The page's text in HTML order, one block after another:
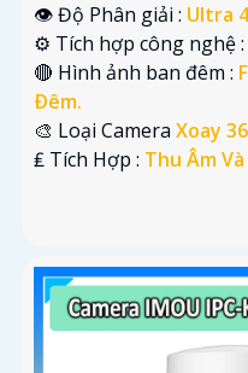
👁 Độ Phân giải : Ultra
⚙ Tích hợp công nghệ :
🔴 Hình ảnh ban đêm :
Ðêm.
🎨 Loại Camera Xoay
️₤ Tích Hợp : Thu Âm Và